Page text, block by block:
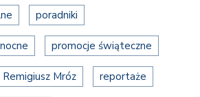
poradniki
promocje świąteczne
Remigiusz Mróz reportaże